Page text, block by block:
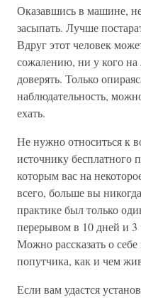
Оказавшись в машине, не
засыпать. Лучше
Вдруг этот человек
сожалению, ни у кого на
доверять. Только
наблюдательность,
ехать.
Не нужно относиться к
источнику бесплатного
которым вас на
всего, больше вы
практике был только
перерывом в 10 дней и
Можно рассказать о
попутчика, как и чем
Если вам удастся